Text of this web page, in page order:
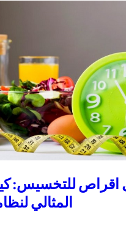
اقراص للتخسيس:
المثالي